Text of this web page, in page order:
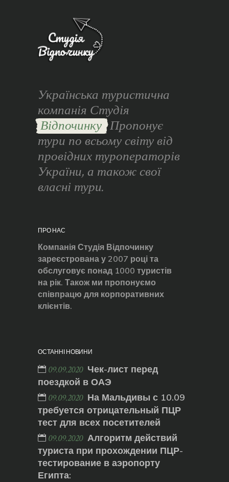
Українська туристична
компанія Студія
Відпочинку Пропонує
тури по всьому світу від
провідних туроператорів
України, а також свої
власні тури.
ПРО НАС
Компанія Студія Відпочинку
зареєстрована у 2007 році та
обслуговує понад 1000 туристів
на рік. Також ми пропонуємо
співпрацю для корпоративних
клієнтів.
ОСТАННІ НОВИНИ
09.09.2020 Чек-лист перед
поездкой в ОАЭ
09.09.2020 На Мальдивы с 10.09
требуется отрицательный ПЦР
тест для всех посетителей
09.09.2020 Алгоритм действий
туриста при прохождении ПЦР-
тестирование в аэропорту
Египта: